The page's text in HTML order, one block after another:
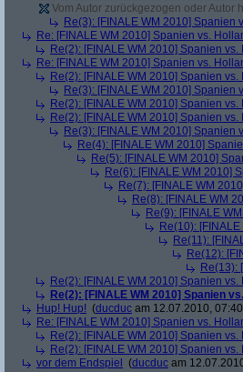
Vom Autor zurückgezogen oder Autor
Re(3): [FINALE WM 2010] Spanien
Re: [FINALE WM 2010] Spanien vs.
Re(2): [FINALE WM 2010] Spanien vs.
Re: [FINALE WM 2010] Spanien vs.
Re(2): [FINALE WM 2010] Spanien vs.
Re(3): [FINALE WM 2010] Spanien
Re(2): [FINALE WM 2010] Spanien vs.
Re(2): [FINALE WM 2010] Spanien vs.
Re(3): [FINALE WM 2010] Spanien
Re(4): [FINALE WM 2010]
Re(5): [FINALE WM 2010]
Re(6): [FINALE WM 2010]
Re(7): [FINALE WM
Re(8): [FINALE WM
Re(9): [FINALE
Re(10):
Re(11):
Re(12):
Re(13):
Re(2): [FINALE WM 2010] Spanien vs.
Re(2): [FINALE WM 2010] Spanien
Hup! Hup! (ducduc am 12.07.2010,
Re: [FINALE WM 2010] Spanien vs.
Re(2): [FINALE WM 2010] Spanien vs.
Re(2): [FINALE WM 2010] Spanien vs.
vor dem Endspiel
(ducduc am